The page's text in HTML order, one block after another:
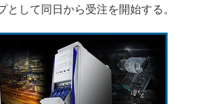
知財マネジメント
海外生産
グローバル設計・開発
として同日から受注を開始する。